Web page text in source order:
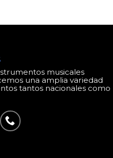
musicales
una amplia variedad
tantos nacionales como